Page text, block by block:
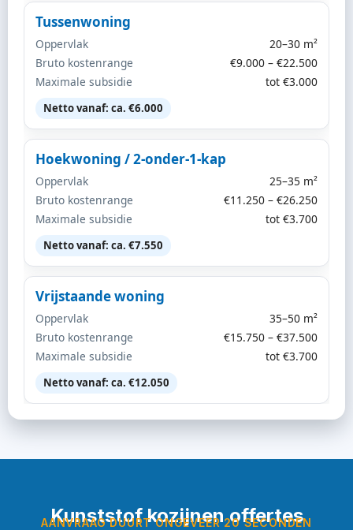
Tussenwoning
Oppervlak
20–30 m²
Bruto kostenrange
€9.000 – €22.500
Maximale subsidie
tot €3.000
Netto vanaf: ca. €6.000
Hoekwoning / 2-onder-1-kap
Oppervlak
25–35 m²
Bruto kostenrange
€11.250 – €26.250
Maximale subsidie
tot €3.700
Netto vanaf: ca. €7.550
Vrijstaande woning
Oppervlak
35–50 m²
Bruto kostenrange
€15.750 – €37.500
Maximale subsidie
tot €3.700
Netto vanaf: ca. €12.050
Kunststof kozijnen offertes
AANVRAAG DUURT ONGEVEER 20 SECONDEN